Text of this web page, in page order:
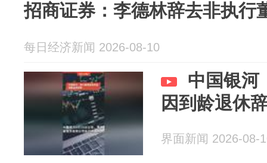
招商证券：李德林辞去非执行
每日经济新闻 2026-08-10
中国银河
因到龄退休
界面新闻 2026-08-